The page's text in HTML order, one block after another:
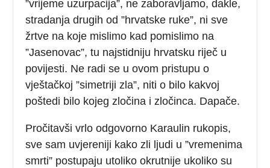
”vrijeme uzurpacija”, ne zaboravljamo, dakle,
stradanja drugih od ”hrvatske ruke”, ni sve
žrtve na koje mislimo kad pomislimo na
”Jasenovac”, tu najstidniju hrvatsku riječ u
povijesti. Ne radi se u ovom pristupu o
vještačkoj ”simetriji zla”, niti o bilo kakvoj
poštedi bilo kojeg zločina i zločinca. Dapače.
Pročitavši vrlo odgovorno Karaulin rukopis,
sve sam uvjereniji kako zli ljudi u ”vremenima
smrti” postupaju utoliko okrutnije ukoliko su